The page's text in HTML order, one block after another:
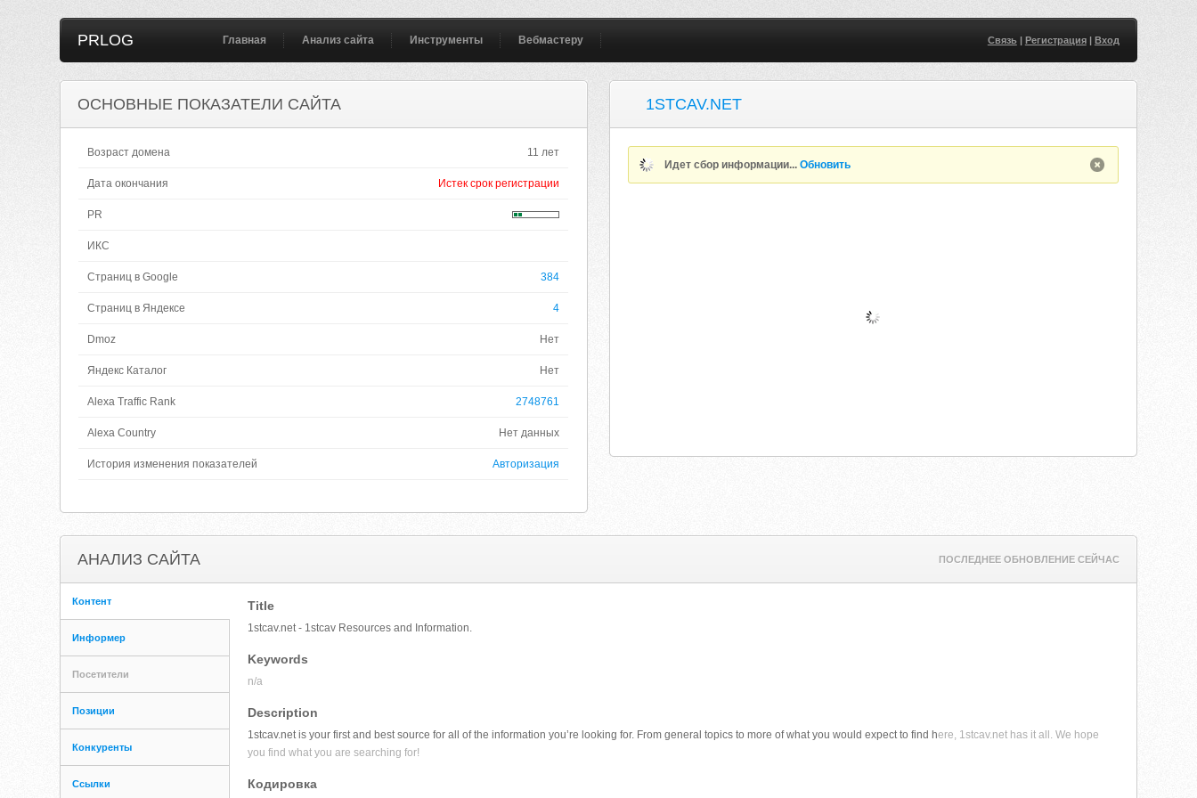
PRLOG Главная Анализ сайта Инструменты Вебмастеру Связь| Регистрация| Вход
ОСНОВНЫЕ ПОКАЗАТЕЛИ САЙТА
Возраст домена 11 лет
Дата окончания Истек срок регистрации
PR
ИКС
Страниц в Google 384
Страниц в Яндексе 4
Dmoz Нет
Яндекс Каталог Нет
Alexa Traffic Rank 2748761
Alexa Country Нет данных
История изменения показателей Авторизация
1STCAV.NET
Идет сбор информации...Обновить
АНАЛИЗ САЙТА ПОСЛЕДНЕЕ ОБНОВЛЕНИЕ СЕЙЧАС
Контент
Информер
Посетители
Позиции
Конкуренты
Ссылки
Title
1stcav.net - 1stcav Resources and Information.
Keywords
n/a
Description
1stcav.net is your first and best source for all of the information you’re looking for. From general topics to more of what you would expect to find here, 1stcav.net has it all. We hope
you find what you are searching for!
Кодировка